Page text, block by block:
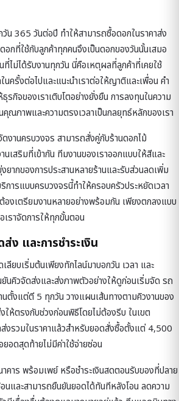
น 365 วันต่อปี ทำให้สามารถซื้อดอกในราคาส่ง
อกที่ใช้กับลูกค้าทุกคนจึงเป็นดอกของวันนั้นเสมอ
ที่ไม่ได้รับงานทุกวัน นี่คือเหตุผลที่ลูกค้าที่เคยใช้
นครั้งต่อไปและแนะนำเราต่อให้ญาติและเพื่อน คำ
กิจของเราเติบโตอย่างยั่งยืน การลงทุนในความ
ณภาพและความตรงเวลาเป็นกลยุทธ์หลักของเรา
งานครบวงจร สามารถสั่งคู่กับร้านดอกไม้
นเสริมที่เข้ากัน ทีมงานของเราออกแบบให้สีและ
ยากของการประสานหลายร้านและรับส่วนลดเพิ่ม
การแบบครบวงจรนี้ทำให้ครอบครัวประหยัดเวลา
องเตรียมงานหลายอย่างพร้อมกัน เพียงตกลงแบบ
ราจัดการให้ทุกขั้นตอน
และการชำระเงิน
ยบเริ่มต้นเพียงทักไลน์มาบอกวัน เวลา และ
นคิวจัดส่งและส่งภาพตัวอย่างให้ดูก่อนเริ่มจัด รถ
นตั้งแต่ตี 5 ทุกวัน วางแผนเส้นทางตามคิวงานของ
ให้ตรงกับช่วงก่อนพิธีโดยไม่ต้องรีบ ในเขต
รวมในราคาแล้วสำหรับยอดสั่งซื้อตั้งแต่ 4,500
ยอดสุดท้ายไม่มีค่าใช้จ่ายซ่อน
าคาร พร้อมเพย์ หรือชำระเงินสดตอนรับของที่ปลาย
นและสามารถยืนยันยอดได้ทันทีหลังโอน ลดความ